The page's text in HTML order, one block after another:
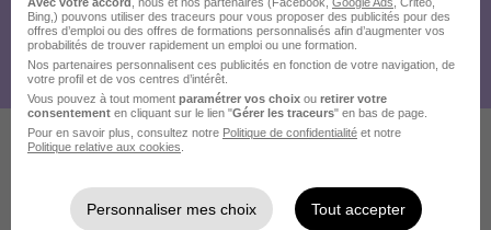
vous intéresser
Bing,) pouvons utiliser des traceurs pour vous proposer des publicités pour des
offres d’emploi ou des offres de formations personnalisés afin d’augmenter vos
probabilités de trouver rapidement un emploi ou une formation.
Nos partenaires personnalisent ces publicités en fonction de votre navigation, de
votre profil et de vos centres d’intérêt.
Vous pouvez à tout moment paramétrer vos choix ou retirer votre
consentement en cliquant sur le lien "Gérer les traceurs" en bas de page.
Pour en savoir plus, consultez notre Politique de confidentialité et notre
Politique relative aux cookies
Personnaliser mes choix Tout accepter